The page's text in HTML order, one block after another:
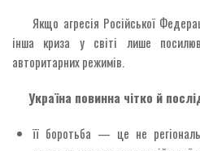
Якщо агресія Російської
інша криза у світі лише
авторитарних режимів.
Україна повинна чітко й
її боротьба — це не